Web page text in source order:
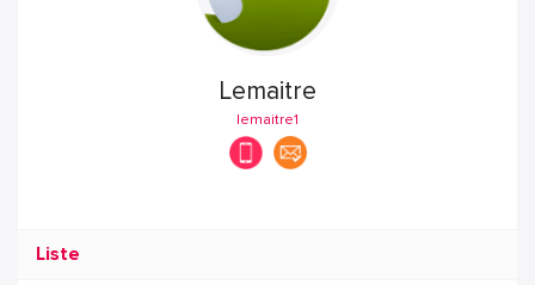
Lemaitre
lemaitre1
Liste